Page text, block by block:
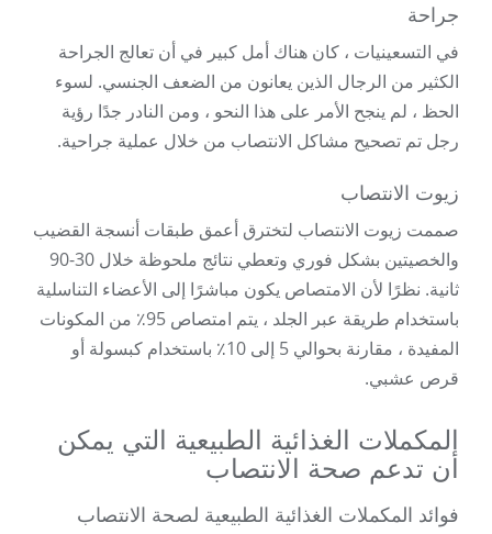
جراحة
في التسعينيات ، كان هناك أمل كبير في أن تعالج الجراحة
الكثير من الرجال الذين يعانون من الضعف الجنسي. لسوء
الحظ ، لم ينجح الأمر على هذا النحو ، ومن النادر جدًا رؤية
رجل تم تصحيح مشاكل الانتصاب من خلال عملية جراحية.
زيوت الانتصاب
صممت زيوت الانتصاب لتخترق أعمق طبقات أنسجة القضيب
والخصيتين بشكل فوري وتعطي نتائج ملحوظة خلال 30-90
ثانية. نظرًا لأن الامتصاص يكون مباشرًا إلى الأعضاء التناسلية
باستخدام طريقة عبر الجلد ، يتم امتصاص 95٪ من المكونات
المفيدة ، مقارنة بحوالي 5 إلى 10٪ باستخدام كبسولة أو
قرص عشبي.
المكملات الغذائية الطبيعية التي يمكن
أن تدعم صحة الانتصاب
فوائد المكملات الغذائية الطبيعية لصحة الانتصاب